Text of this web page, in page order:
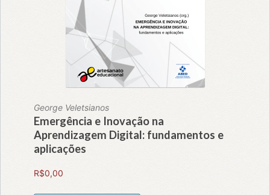
George Veletsianos
Emergência e Inovação na
Aprendizagem Digital: fundamentos e
aplicações
R$0,00